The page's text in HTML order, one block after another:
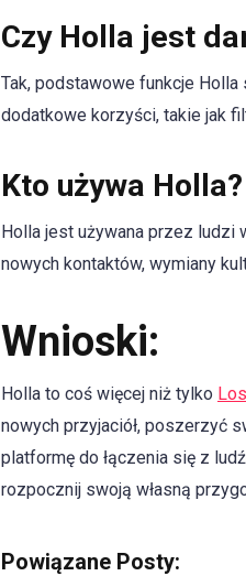
Czy Holla jest
Tak, podstawowe funkcje Holla
dodatkowe korzyści, takie jak
Kto używa Holla?
Holla jest używana przez ludzi
nowych kontaktów, wymiany
Wnioski:
Holla to coś więcej niż tylko
nowych przyjaciół, poszerzyć
platformę do łączenia się z
rozpocznij swoją własną
Powiązane Posty: